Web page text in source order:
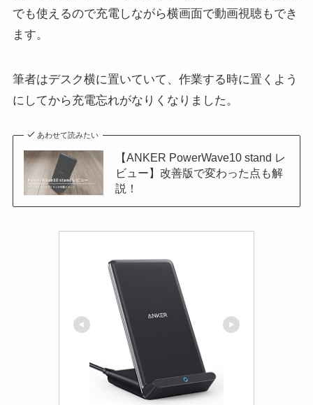
でも使えるので充電しながら横画面で動画視聴もでき
ます。
筆者はデスク横に置いていて、作業する時に置くよう
にしてから充電忘れがなりくなりました。
あわせて読みたい
【ANKER PowerWave10 stand レ
ビュー】改善版で変わった点も解
説！